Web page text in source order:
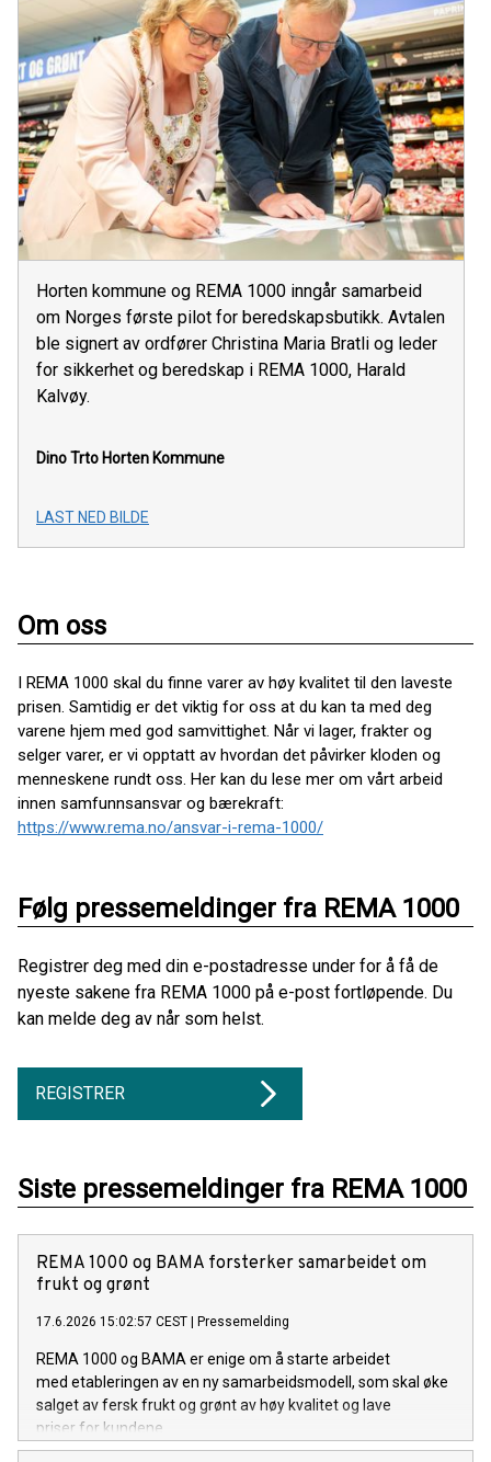
Horten kommune og REMA 1000 inngår samarbeid
om Norges første pilot for beredskapsbutikk. Avtalen
ble signert av ordfører Christina Maria Bratli og leder
for sikkerhet og beredskap i REMA 1000, Harald
Kalvøy.
Dino Trto Horten Kommune
LAST NED BILDE
Om oss
I REMA 1000 skal du finne varer av høy kvalitet til den laveste
prisen. Samtidig er det viktig for oss at du kan ta med deg
varene hjem med god samvittighet. Når vi lager, frakter og
selger varer, er vi opptatt av hvordan det påvirker kloden og
menneskene rundt oss. Her kan du lese mer om vårt arbeid
innen samfunnsansvar og bærekraft:
https://www.rema.no/ansvar-i-rema-1000/
Følg pressemeldinger fra REMA 1000
Registrer deg med din e-postadresse under for å få de
nyeste sakene fra REMA 1000 på e-post fortløpende. Du
kan melde deg av når som helst.
REGISTRER
Siste pressemeldinger fra REMA 1000
REMA 1000 og BAMA forsterker samarbeidet om
frukt og grønt
17.6.2026 15:02:57 CEST Pressemelding
REMA 1000 og BAMA er enige om å starte arbeidet
med etableringen av en ny samarbeidsmodell, som skal øke
salget av fersk frukt og grønt av høy kvalitet og lave
priser for kundene.